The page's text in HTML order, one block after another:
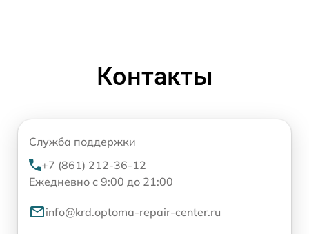
Контакты
Служба поддержки
+7 (861) 212-36-12
Ежедневно с 9:00 до 21:00
info@krd.optoma-repair-center.ru